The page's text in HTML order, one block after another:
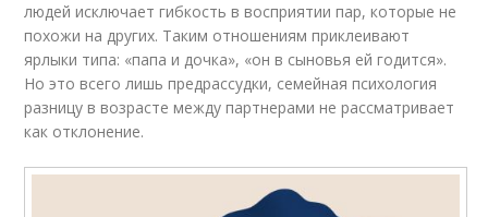
людей исключает гибкость в восприятии пар, которые не
похожи на других. Таким отношениям приклеивают
ярлыки типа: «папа и дочка», «он в сыновья ей годится».
Но это всего лишь предрассудки, семейная психология
разницу в возрасте между партнерами не рассматривает
как отклонение.